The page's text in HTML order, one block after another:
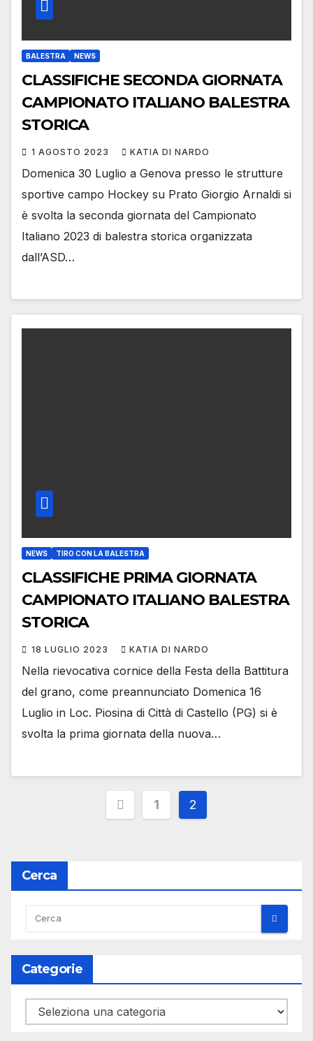
BALESTRA NEWS
CLASSIFICHE SECONDA GIORNATA
CAMPIONATO ITALIANO BALESTRA
STORICA
1 AGOSTO 2023 KATIA DI NARDO
Domenica 30 Luglio a Genova presso le strutture
sportive campo Hockey su Prato Giorgio Arnaldi si
è svolta la seconda giornata del Campionato
Italiano 2023 di balestra storica organizzata
dall’ASD…
NEWS TIRO CON LA BALESTRA
CLASSIFICHE PRIMA GIORNATA
CAMPIONATO ITALIANO BALESTRA
STORICA
18 LUGLIO 2023 KATIA DI NARDO
Nella rievocativa cornice della Festa della Battitura
del grano, come preannunciato Domenica 16
Luglio in Loc. Piosina di Città di Castello (PG) si è
svolta la prima giornata della nuova…
Paginazione
1 2
Cerca
Categorie
Categorie